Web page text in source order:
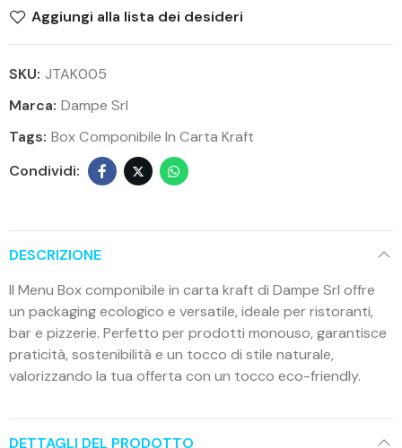
Aggiungi alla lista dei desideri
SKU: JTAK005
Marca: Dampe Srl
Tags: Box Componibile In Carta Kraft
DESCRIZIONE
Il Menu Box componibile in carta kraft di Dampe Srl offre
un packaging ecologico e versatile, ideale per ristoranti,
bar e pizzerie. Perfetto per prodotti monouso, garantisce
praticità, sostenibilità e un tocco di stile naturale,
valorizzando la tua offerta con un tocco eco-friendly.
DETTAGLI DEL PRODOTTO